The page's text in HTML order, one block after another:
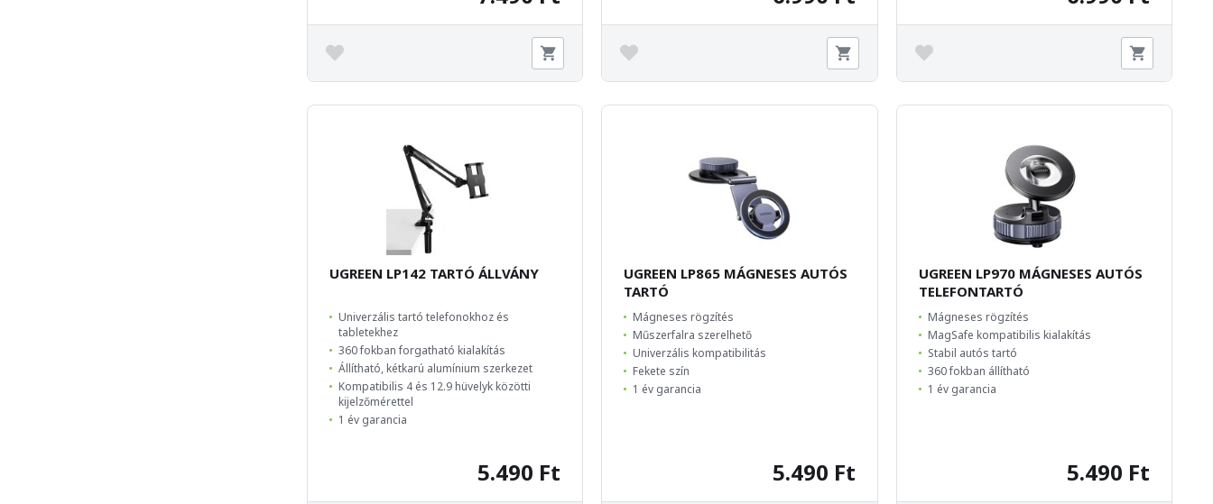
UGREEN LP142 TARTÓ ÁLLVÁNY
Univerzális tartó telefonokhoz és
tabletekhez
360 fokban forgatható kialakítás
Állítható, kétkarú alumínium szerkezet
Kompatibilis 4 és 12.9 hüvelyk közötti
kijelzőmérettel
1 év garancia
5.490 Ft
UGREEN LP865 MÁGNESES AUTÓS
TARTÓ
Mágneses rögzítés
Műszerfalra szerelhető
Univerzális kompatibilitás
Fekete szín
1 év garancia
5.490 Ft
UGREEN LP970 MÁGNESES AUTÓS
TELEFONTARTÓ
Mágneses rögzítés
MagSafe kompatibilis kialakítás
Stabil autós tartó
360 fokban állítható
1 év garancia
5.490 Ft